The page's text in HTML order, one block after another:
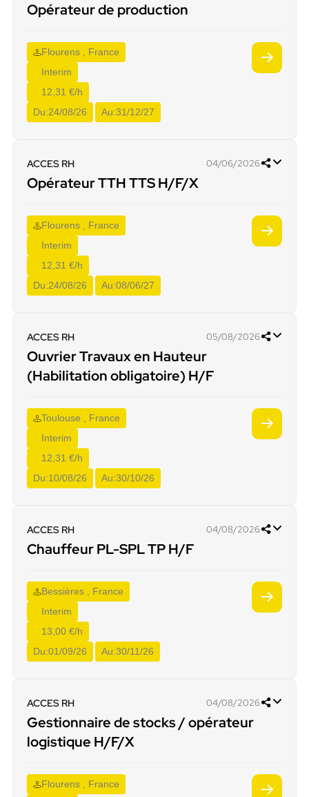
Opérateur de production
Flourens , France
Interim
12,31 €/h
Du:24/08/26 Au:31/12/27
ACCES RH 04/06/2026
Opérateur TTH TTS H/F/X
Flourens , France
Interim
12,31 €/h
Du:24/08/26 Au:08/06/27
ACCES RH 05/08/2026
Ouvrier Travaux en Hauteur
(Habilitation obligatoire) H/F
Toulouse , France
Interim
12,31 €/h
Du:10/08/26 Au:30/10/26
ACCES RH 04/08/2026
Chauffeur PL-SPL TP H/F
Bessières , France
Interim
13,00 €/h
Du:01/09/26 Au:30/11/26
ACCES RH 04/08/2026
Gestionnaire de stocks / opérateur
logistique H/F/X
Flourens , France